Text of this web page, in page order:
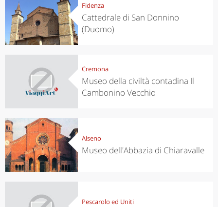
Fidenza
Cattedrale di San Donnino
(Duomo)
Cremona
Museo della civiltà contadina Il
Cambonino Vecchio
Alseno
Museo dell'Abbazia di Chiaravalle
Pescarolo ed Uniti